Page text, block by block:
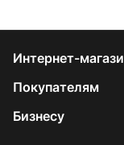
Интернет-
Покупателям
Бизнесу